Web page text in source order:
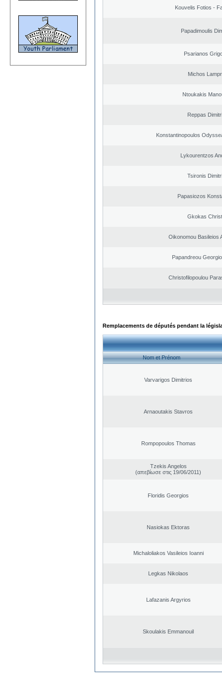
Kouvelis Fotios -
Papadimoulis
Psarianos
Michos
Ntoukakis
Reppas
Konstantinopoulos
Lykourentzos
Tsironis
Papasiozos
Gkokas
Oikonomou Basileios
Papandreou
Christofilopoulou
Remplacements de députés pendant la
Nom et Prénom
Varvarigos Dimitrios
Arnaoutakis Stavros
Rompopoulos Thomas
Tzekis Angelos
(απεβίωσε στις 19/06/2011)
Floridis Georgios
Nasiokas Ektoras
Michaloliakos Vasileios Ioanni
Legkas Nikolaos
Lafazanis Argyrios
Skoulakis Emmanouil